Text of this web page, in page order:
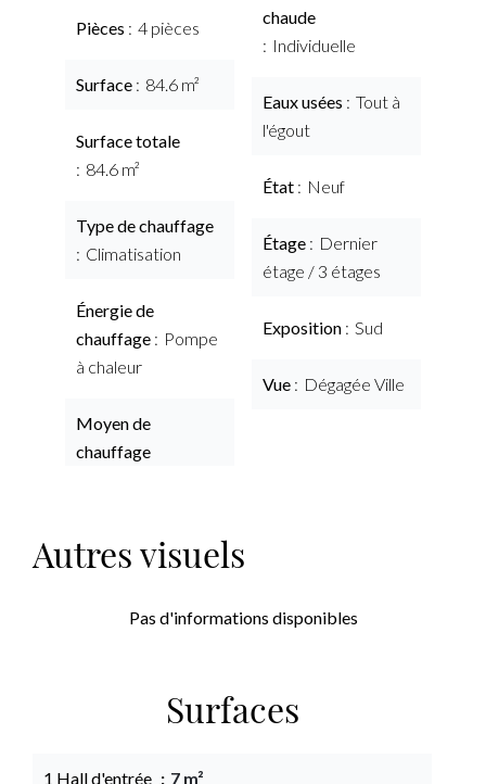
Pièces 4 pièces
Surface 84.6 m²
Surface totale
84.6 m²
Type de chauffage
Climatisation
Énergie de
chauffage
Pompe
à chaleur
Moyen de
chauffage
chaude
Individuelle
Eaux usées
Tout à
l'égout
État Neuf
Étage
Dernier
étage / 3 étages
Exposition Sud
Vue Dégagée Ville
Autres visuels
Pas d'informations disponibles
Surfaces
1 Hall d'entrée 7 m²